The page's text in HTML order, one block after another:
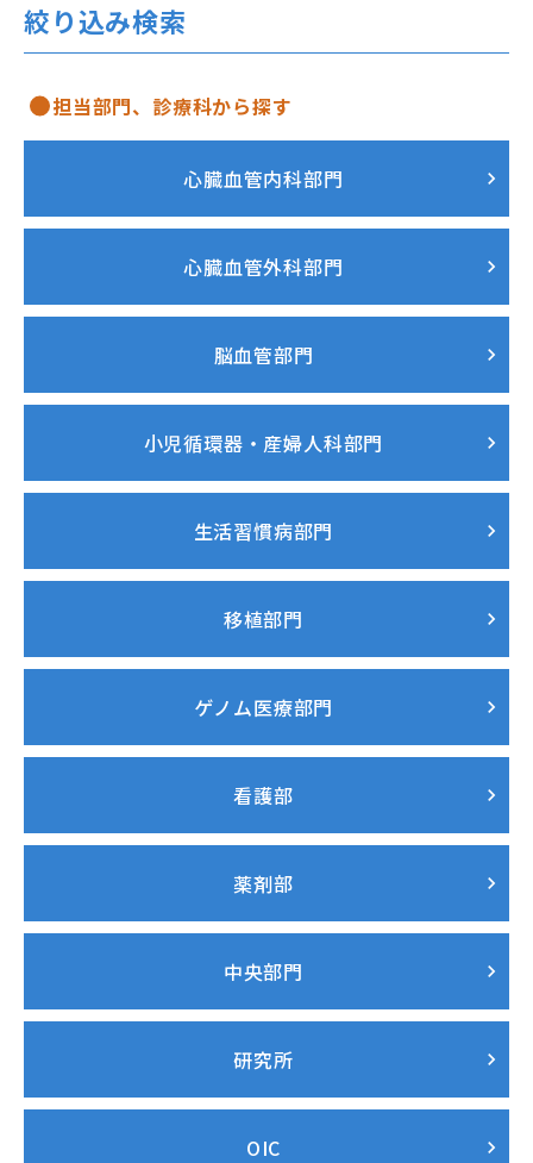
絞り込み検索
担当部門、診療科から探す
心臓血管内科部門
心臓血管外科部門
脳血管部門
小児循環器・産婦人科部門
生活習慣病部門
移植部門
ゲノム医療部門
看護部
薬剤部
中央部門
研究所
OIC